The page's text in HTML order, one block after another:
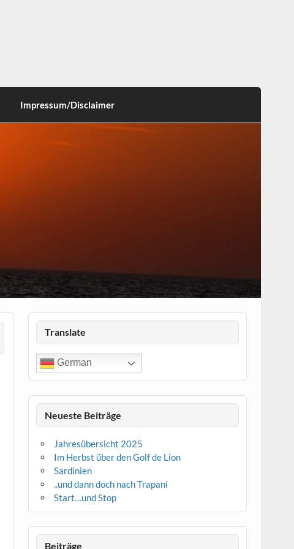
Impressum/Disclaimer
Translate
German
Neueste Beiträge
Jahresübersicht 2025
Im Herbst über den Golf de Lion
Sardinien
..und dann doch nach Trapani
Start…und Stop
Beiträge